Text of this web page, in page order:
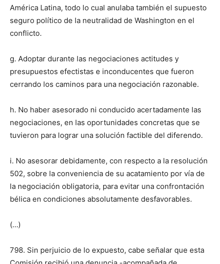
América Latina, todo lo cual anulaba también el supuesto
seguro político de la neutralidad de Washington en el
conflicto.
g. Adoptar durante las negociaciones actitudes y
presupuestos efectistas e inconducentes que fueron
cerrando los caminos para una negociación razonable.
h. No haber asesorado ni conducido acertadamente las
negociaciones, en las oportunidades concretas que se
tuvieron para lograr una solución factible del diferendo.
i. No asesorar debidamente, con respecto a la resolución
502, sobre la conveniencia de su acatamiento por vía de
la negociación obligatoria, para evitar una confrontación
bélica en condiciones absolutamente desfavorables.
(…)
798. Sin perjuicio de lo expuesto, cabe señalar que esta